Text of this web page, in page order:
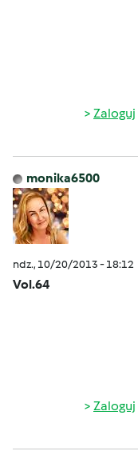
Zaloguj
monika6500
ndz., 10/20/2013 - 18:12
Vol.64
Zaloguj